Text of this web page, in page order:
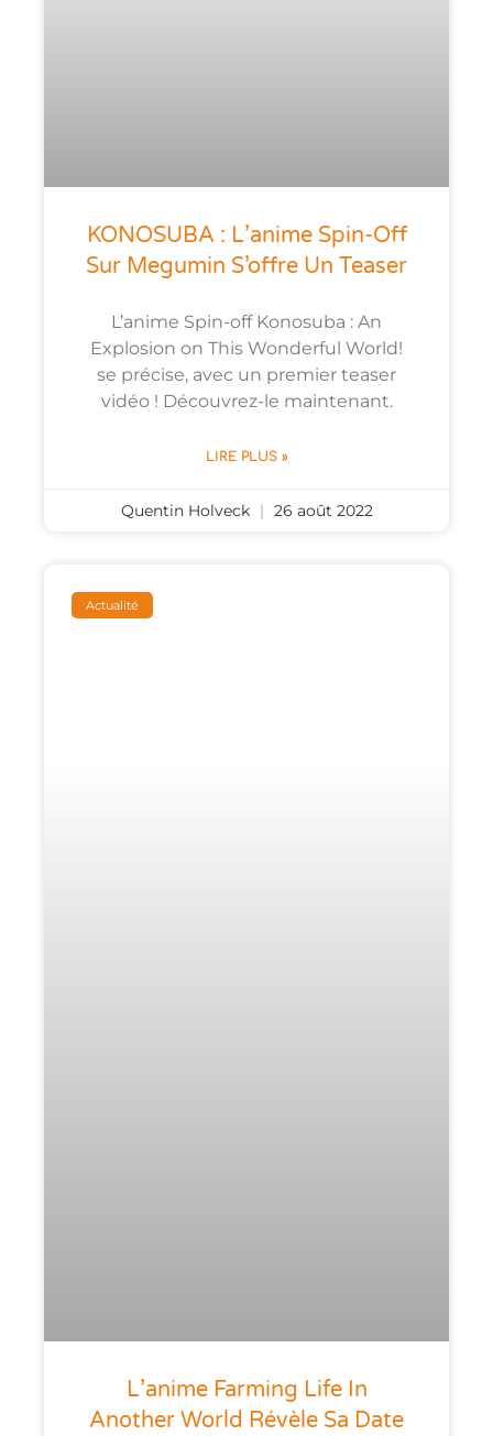
KONOSUBA : L’anime Spin-Off
Sur Megumin S’offre Un Teaser
L’anime Spin-off Konosuba : An
Explosion on This Wonderful World!
se précise, avec un premier teaser
vidéo ! Découvrez-le maintenant.
LIRE PLUS »
Quentin Holveck 26 août 2022
Actualité
L’anime Farming Life In
Another World Révèle Sa Date